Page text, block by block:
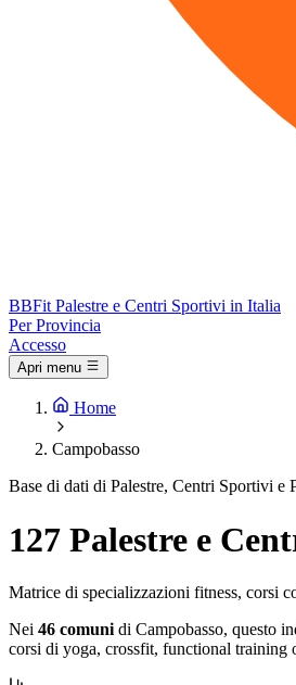
BBFit Palestre e Centri Sportivi in Italia
Per Provincia
Accesso
Apri menu
Home
Campobasso
Base di dati di Palestre, Centri Sportivi e
127 Palestre e
Matrice di specializzazioni fitness, corsi
Nei 46 comuni di Campobasso, questo
corsi di yoga, crossfit, functional training